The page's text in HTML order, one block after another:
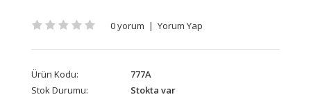
0 yorum | Yorum Yap
Ürün Kodu:
777A
Stok Durumu:
Stokta var